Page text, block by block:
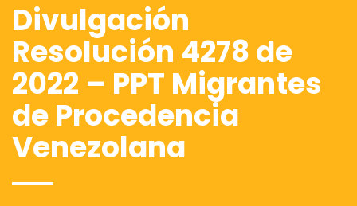
Divulgación
Resolución 4278 de
2022 – PPT Migrantes
de Procedencia
Venezolana